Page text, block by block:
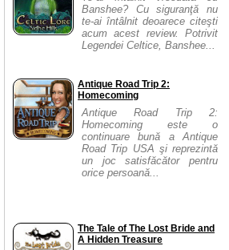
Banshee? Cu siguranţă nu
te-ai întâlnit deoarece citeşti
acum acest review. Potrivit
Legendei Celtice, Banshee...
Antique Road Trip 2:
Homecoming
Antique Road Trip 2:
Homecoming este o
continuare bună a Antique
Road Trip USA şi reprezintă
un joc satisfăcător pentru
orice persoană...
The Tale of The Lost Bride and
A Hidden Treasure